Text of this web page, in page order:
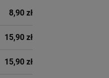
8,90 zł
15,90 zł
15,90 zł